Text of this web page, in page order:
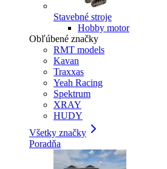
Stavebné stroje
Hobby motor
Obľúbené značky
RMT models
Kavan
Traxxas
Yeah Racing
Spektrum
XRAY
HUDY
Všetky značky
Poradňa